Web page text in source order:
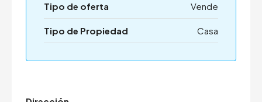
Tipo de oferta Vende
Tipo de Propiedad Casa